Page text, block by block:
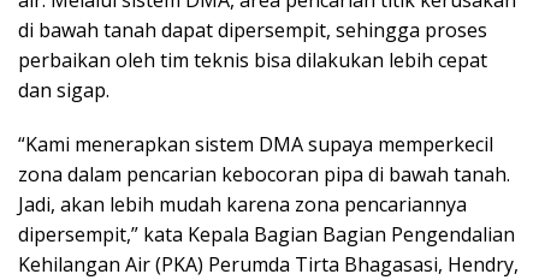
di bawah tanah dapat dipersempit, sehingga proses
perbaikan oleh tim teknis bisa dilakukan lebih cepat
dan sigap.
“Kami menerapkan sistem DMA supaya memperkecil
zona dalam pencarian kebocoran pipa di bawah tanah.
Jadi, akan lebih mudah karena zona pencariannya
dipersempit,” kata Kepala Bagian Bagian Pengendalian
Kehilangan Air (PKA) Perumda Tirta Bhagasasi, Hendry,